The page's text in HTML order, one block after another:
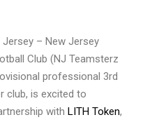
Jersey – New Jersey
Club (NJ Teamsterz
professional 3rd
club, is excited to
with LITH Token,